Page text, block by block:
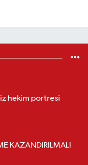
hekim portresi
KAZANDIRILMALI